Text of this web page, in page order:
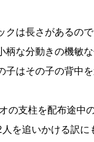
クは長さがあるの
柄な分動きの機敏
子はその子の背中を
の支柱を配布途中
を追いかける訳に